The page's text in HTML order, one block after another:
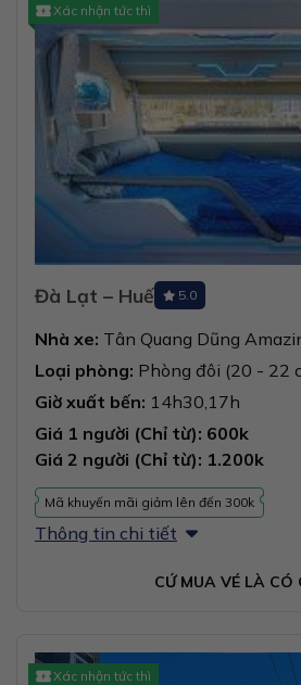
Xác nhận tức thì
Đà Lạt – Huế 5.0
Nhà xe: Tân Quang Dũng
Loại phòng: Phòng đôi (20 - 22
Giờ xuất bến: 14h30,17h
Giá 1 người (Chỉ từ): 600k
Giá 2 người (Chỉ từ): 1.200k
Mã khuyến mãi giảm lên đến 300k
Thông tin chi tiết
CỨ MUA VÉ LÀ CÓ
Xác nhận tức thì